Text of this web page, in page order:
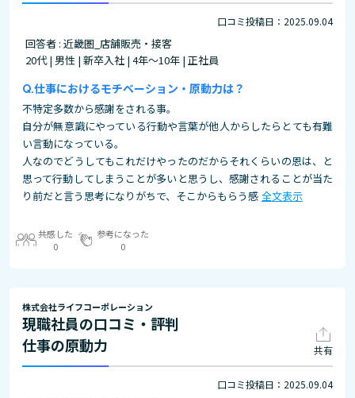
口コミ投稿日：2025.09.04
回答者 : 近畿圏_店舗販売・接客
20代 | 男性 | 新卒入社 | 4年～10年 | 正社員
仕事におけるモチベーション・原動力は？
不特定多数から感謝をされる事。
自分が無意識にやっている行動や言葉が他人からしたらとても有難
い言動になっている。
人なのでどうしてもこれだけやったのだからそれくらいの恩は、と
思って行動してしまうことが多いと思うし、感謝されることが当た
り前だと言う思考になりがちで、そこからもらう感 全文表示
共感した
0
参考になった
0
株式会社ライフコーポレーション
現職社員の口コミ・評判
仕事の原動力
共有
口コミ投稿日：2025.09.04